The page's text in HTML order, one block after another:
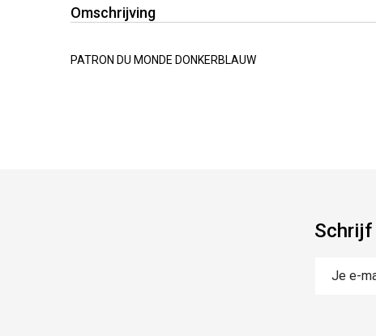
Omschrijving
PATRON DU MONDE DONKERBLAUW
Schrijf